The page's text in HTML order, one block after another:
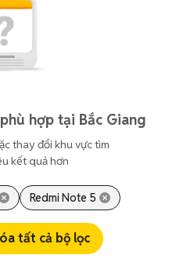
hợp tại Bắc Giang
thay đổi khu vực tìm
kết quả hơn
Redmi Note 5
tất cả bộ lọc